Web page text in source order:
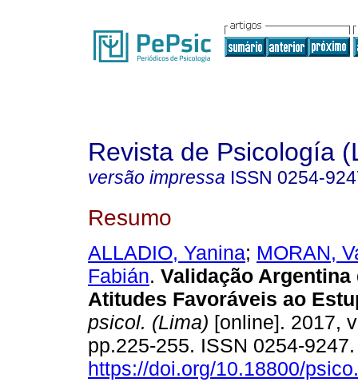
Revista de Psicología
versão impressa ISSN 0254-
Resumo
ALLADIO, Yanina; MORAN,
Fabián. Validação Argentina
Atitudes Favoráveis ao
psicol. (Lima) [online]. 2017,
pp.225-255. ISSN 0254-
https://doi.org/10.18800/